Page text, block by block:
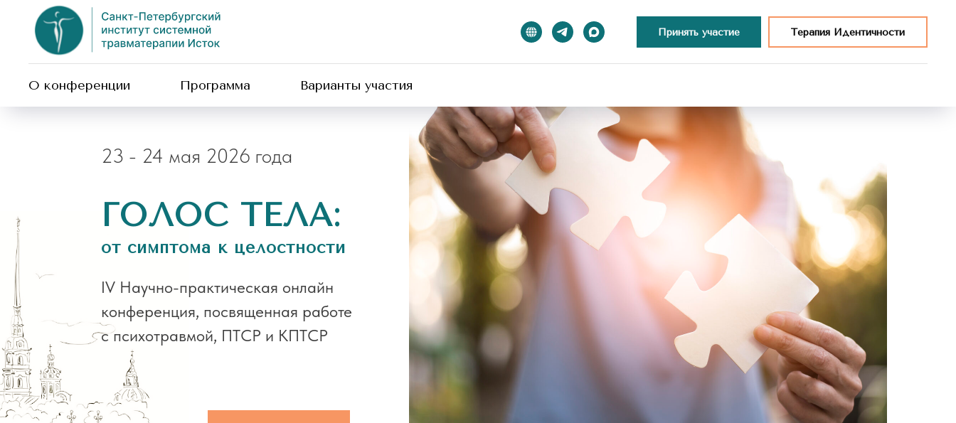
Принять участие Терапия Идентичности
О конференции Программа Варианты участия
IV Научно-практическая онлайн
конференция, посвященная работе
с психотравмой, ПТСР и КПТСР
23 - 24 мая 2026 года
от симптома к целостности
ГОЛОС ТЕЛА: